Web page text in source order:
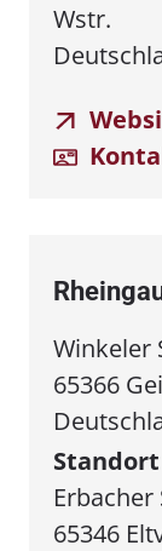
Wstr.
Winkeler
65366
Erbacher
65346